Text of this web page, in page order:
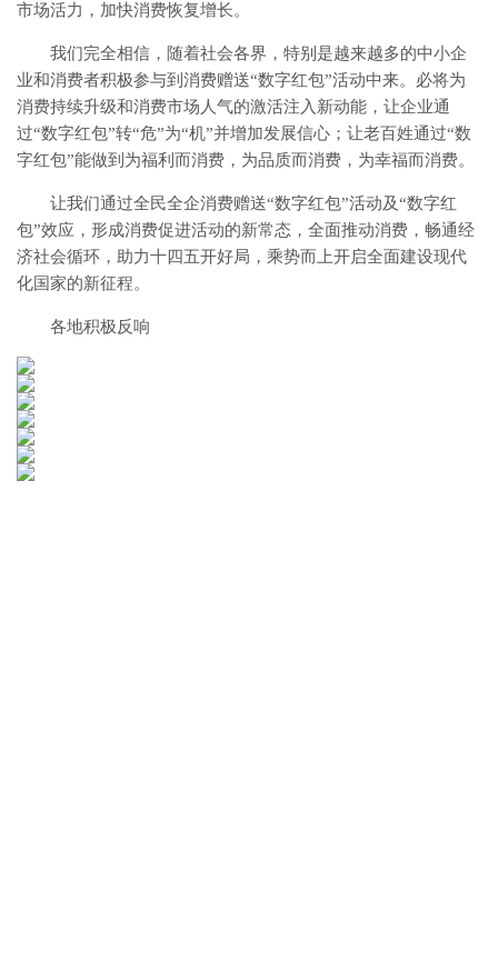
市场活力，加快消费恢复增长。
我们完全相信，随着社会各界，特别是越来越多的中小企
业和消费者积极参与到消费赠送“数字红包”活动中来。必将为
消费持续升级和消费市场人气的激活注入新动能，让企业通
过“数字红包”转“危”为“机”并增加发展信心；让老百姓通过“数
字红包”能做到为福利而消费，为品质而消费，为幸福而消费。
让我们通过全民全企消费赠送“数字红包”活动及“数字红
包”效应，形成消费促进活动的新常态，全面推动消费，畅通经
济社会循环，助力十四五开好局，乘势而上开启全面建设现代
化国家的新征程。
各地积极反响